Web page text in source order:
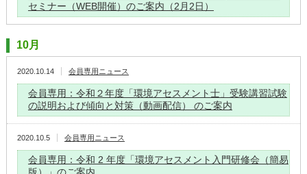
セミナー（WEB開催）のご案内（2月2日）
10月
2020.10.14 会員専用ニュース
会員専用：令和２年度「環境アセスメント士」受験講習試験
の説明および傾向と対策（動画配信） のご案内
2020.10.5 会員専用ニュース
会員専用：令和 2 年度「環境アセスメント入門研修会（簡易